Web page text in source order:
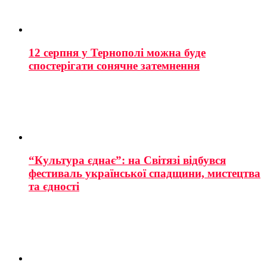
12 серпня у Тернополі можна буде
спостерігати сонячне затемнення
“Культура єднає”: на Світязі відбувся
фестиваль української спадщини, мистецтва
та єдності